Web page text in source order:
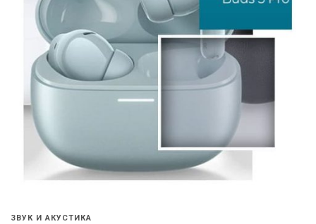
ЗВУК И АКУСТИКА